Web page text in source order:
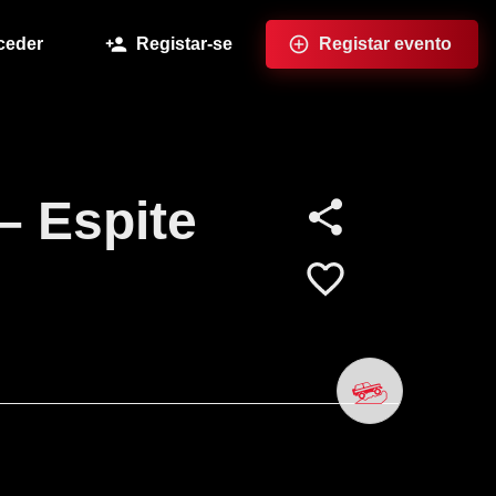
Registar-se Registar evento
Espite